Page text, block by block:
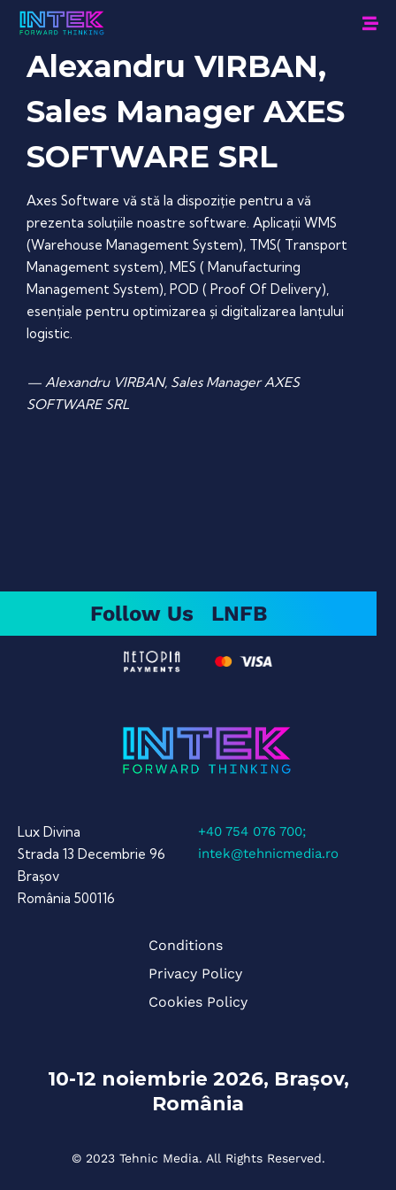
Alexandru VIRBAN,
Sales Manager AXES
SOFTWARE SRL
Axes Software vă stă la dispoziție pentru a vă
prezenta soluțiile noastre software. Aplicații WMS
(Warehouse Management System), TMS( Transport
Management system), MES ( Manufacturing
Management System), POD ( Proof Of Delivery),
esențiale pentru optimizarea și digitalizarea lanțului
logistic.
— Alexandru VIRBAN, Sales Manager AXES
SOFTWARE SRL
Follow Us LNFB
Lux Divina
Strada 13 Decembrie 96
Brașov
România 500116
+40 754 076 700;
intek@tehnicmedia.ro
Conditions
Privacy Policy
Cookies Policy
10-12 noiembrie 2026, Brașov,
România
© 2023 Tehnic Media. All Rights Reserved.